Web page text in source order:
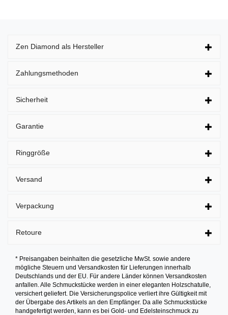
Zen Diamond als Hersteller
Zahlungsmethoden
Sicherheit
Garantie
Ringgröße
Versand
Verpackung
Retoure
* Preisangaben beinhalten die gesetzliche MwSt. sowie andere
mögliche Steuern und Versandkosten für Lieferungen innerhalb
Deutschlands und der EU. Für andere Länder können Versandkosten
anfallen. Alle Schmuckstücke werden in einer eleganten Holzschatulle,
versichert geliefert. Die Versicherungspolice verliert ihre Gültigkeit mit
der Übergabe des Artikels an den Empfänger. Da alle Schmuckstücke
handgefertigt werden, kann es bei Gold- und Edelsteinschmuck zu